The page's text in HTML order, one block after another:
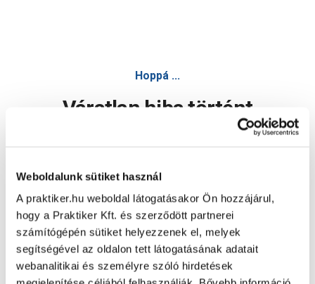
Weboldalunk sütiket használ
A praktiker.hu weboldal látogatásakor Ön hozzájárul,
hogy a Praktiker Kft. és szerződött partnerei
számítógépén sütiket helyezzenek el, melyek
segítségével az oldalon tett látogatásának adatait
webanalitikai és személyre szóló hirdetések
Hoppá ...
Váratlan hiba történt
Oldal újratöltése